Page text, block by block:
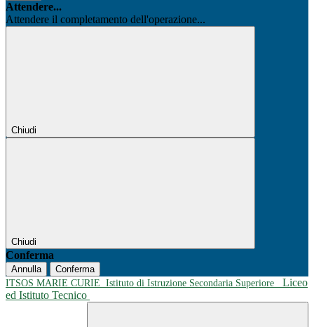
Attendere...
Attendere il completamento dell'operazione...
Chiudi
Chiudi
Conferma
Annulla
Conferma
ITSOS MARIE CURIE Istituto di Istruzione Secondaria Superiore
Liceo
ed Istituto Tecnico